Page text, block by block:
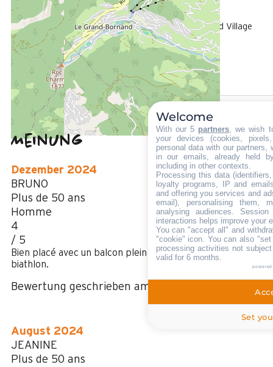
1200 m
Die Touristen-Information in Le Grand-Bornand Village
800 m
vom Freizeitpark aus
50 m
Des Stoppens Schiffchen im Sommer
Meinung
4,17
/ 5
(6 Meinung
Dezember 2024
BRUNO
Plus de 50 ans
Homme
4
/ 5
Bien placé avec un balcon plein sud et vue sur la piste de
biathlon.
Bewertung geschrieben am 25/12/2024
August 2024
JEANINE
Plus de 50 ans
Welcome
With our 5 partners, we wish
your devices (cookies,
personal data with our partners,
in our emails, already held
including in other contexts.
Processing this data
loyalty programs, IP and
and offering you services and
email), personalising them,
analysing audiences.
interactions helps improve your
You can "accept all" and
"cookie" icon. You can also
processing activities not
valid for 6 months.
Set